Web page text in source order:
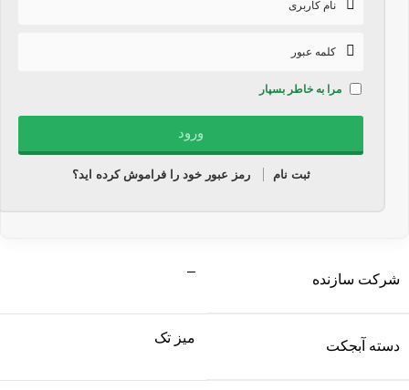
مرا به خاطر بسپار
ثبت نام رمز عبور خود را فراموش کرده اید؟
شرکت سازنده
–
دسته آبجکت
میز تک